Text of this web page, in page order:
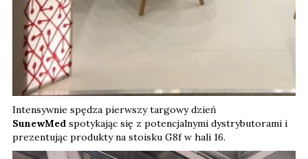
Intensywnie spędza pierwszy targowy dzień
SunewMed spotykając się z potencjalnymi dystrybutorami i
prezentując produkty na stoisku G8f w hali 16.